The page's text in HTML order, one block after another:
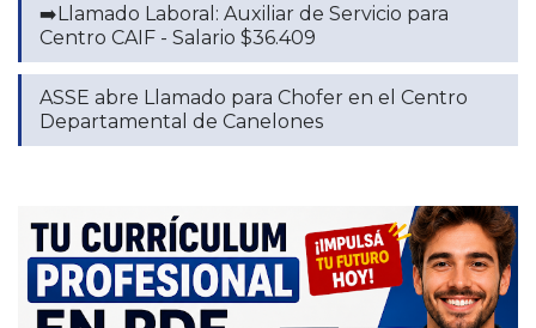
➡️Llamado Laboral: Auxiliar de Servicio para
Centro CAIF - Salario $36.409
ASSE abre Llamado para Chofer en el Centro
Departamental de Canelones